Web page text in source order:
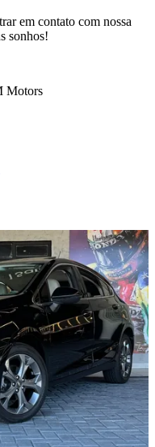
em contato com nossa
sonhos!
Motors